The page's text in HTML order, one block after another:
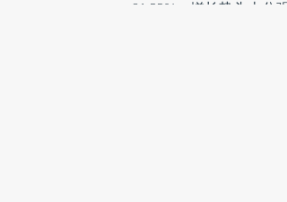
81.32%，增长势头十分